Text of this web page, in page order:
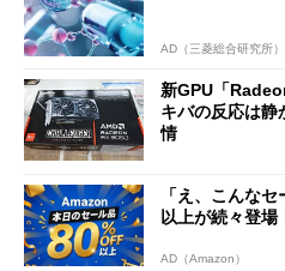
AD（三菱総合研究所）
新GPU「
キバの反応は
情
「え、こんな
以上が続々登
AD（Amazon）